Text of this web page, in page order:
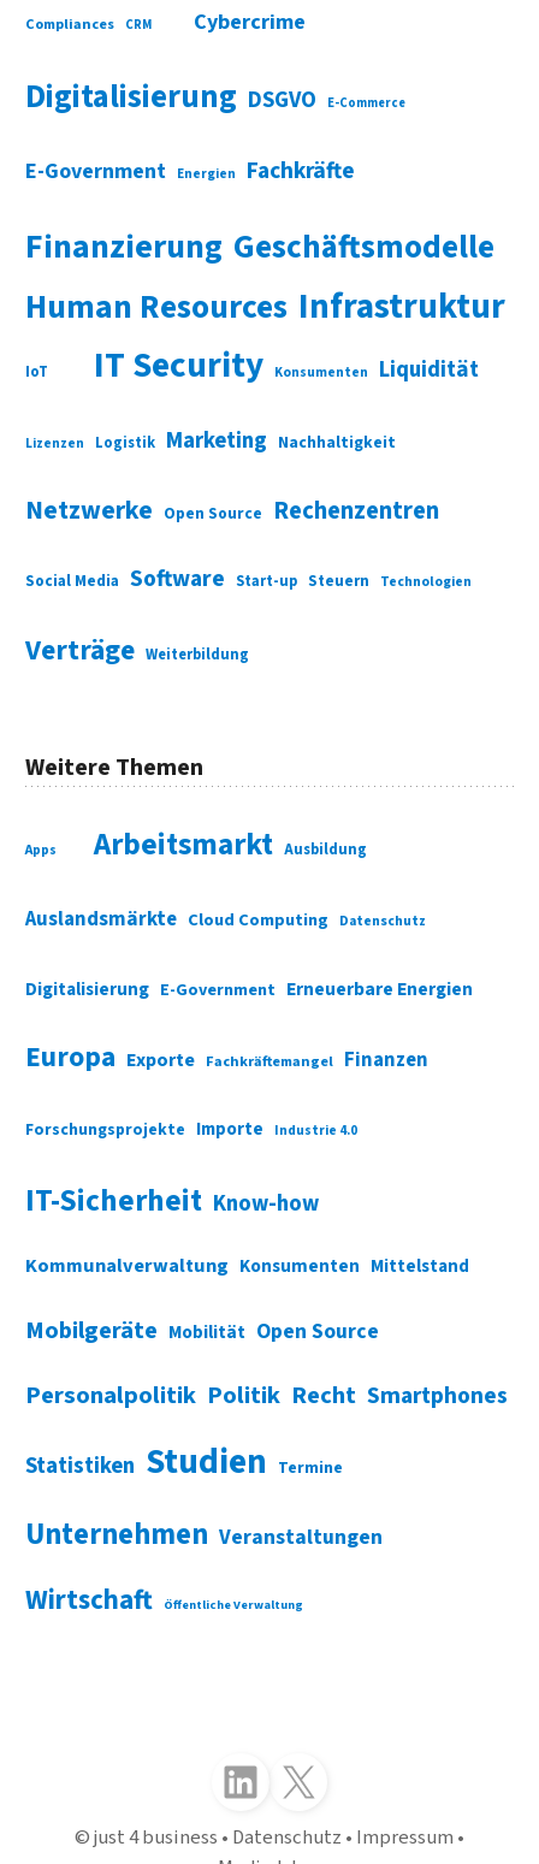
Compliances CRM Cybercrime
Digitalisierung DSGVO E-Commerce
E-Government Energien Fachkräfte
Finanzierung Geschäftsmodelle
Human Resources Infrastruktur
IoT IT Security Konsumenten Liquidität
Lizenzen Logistik Marketing Nachhaltigkeit
Netzwerke Open Source Rechenzentren
Social Media Software Start-up Steuern Technologien
Verträge Weiterbildung
Weitere Themen
Apps Arbeitsmarkt Ausbildung
Auslandsmärkte Cloud Computing Datenschutz
Digitalisierung E-Government Erneuerbare Energien
Europa Exporte Fachkräftemangel Finanzen
Forschungsprojekte Importe Industrie 4.0
IT-Sicherheit Know-how
Kommunalverwaltung Konsumenten Mittelstand
Mobilgeräte Mobilität Open Source
Personalpolitik Politik Recht Smartphones
Statistiken Studien Termine
Unternehmen Veranstaltungen
Wirtschaft Öffentliche Verwaltung
Folgen Sie uns auf LinkedInFolgen Sie uns auf X (Twitter)
just 4 business Datenschutz Impressum